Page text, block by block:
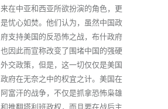
来在中亚和西亚所欲扮演的角色，更
是忧心如焚。他们认为，虽然中国政
府支持美国的反恐怖之战，布什政府
也因此而宣称改变了围堵中国的强硬
外交政策，但是，这一切仅仅是美国
政府在无奈之中的权宜之计。美国在
阿富汗的战争，不仅是抓拿恐怖枭雄
和推翻塔利班政权，而且要在战后主